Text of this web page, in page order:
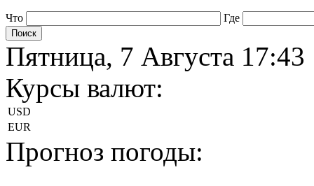
Что Где
Пятница, 7 Августа 17:43
Курсы валют:
USD
EUR
Прогноз погоды: